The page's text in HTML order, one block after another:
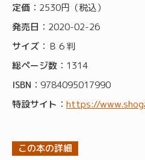
定価： 2530円（税込）
発売日： 2020-02-26
サイズ： Ｂ６判
総ページ数： 1314
ISBN： 9784095017990
特設サイト： https://
この本の詳細